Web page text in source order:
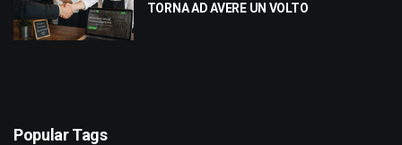
TORNA AD AVERE UN VOLTO
Popular Tags